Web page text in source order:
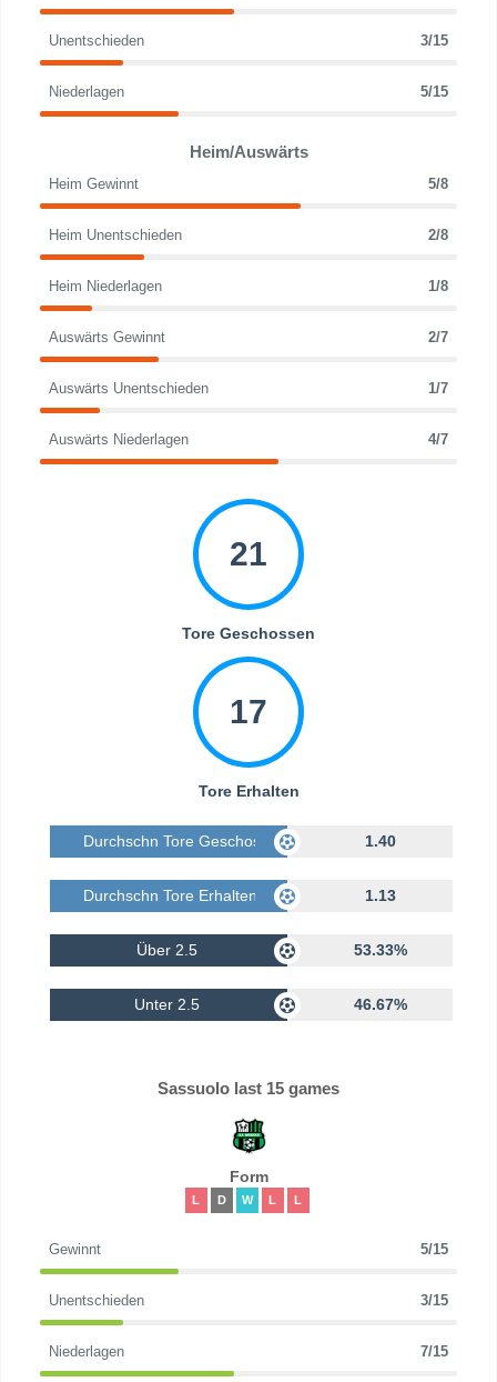
Unentschieden 3/15
Niederlagen 5/15
Heim/Auswärts
Heim Gewinnt 5/8
Heim Unentschieden 2/8
Heim Niederlagen 1/8
Auswärts Gewinnt 2/7
Auswärts Unentschieden 1/7
Auswärts Niederlagen 4/7
21
Tore Geschossen
17
Tore Erhalten
Durchschn Tore Geschossen 1.40
Durchschn Tore Erhalten 1.13
Über 2.5 53.33%
Unter 2.5 46.67%
Sassuolo last 15 games
Form
L D W L L
Gewinnt 5/15
Unentschieden 3/15
Niederlagen 7/15